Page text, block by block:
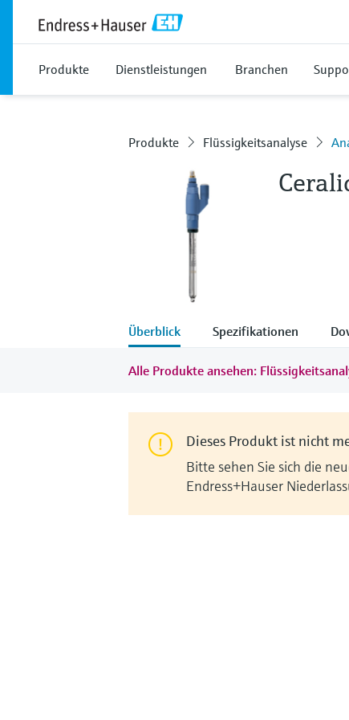
Produkte Dienstleistungen Branchen
Produkte Flüssigkeitsanalyse
Überblick Spezifikationen
Alle Produkte ansehen:
Dieses Produkt ist nicht
Bitte sehen Sie sich die
Endress+Hauser